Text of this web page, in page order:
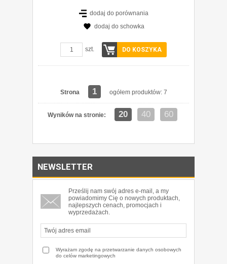
dodaj do porównania
dodaj do schowka
szt. DO KOSZYKA
Strona 1 ogółem produktów: 7
Wyników na stronie: 20 40 60
NEWSLETTER
Prześlij nam swój adres e-mail, a my
powiadomimy Cię o nowych produktach,
najlepszych cenach, promocjach i
wyprzedażach.
Wyrażam zgodę na przetwarzanie danych osobowych
do celów marketingowych